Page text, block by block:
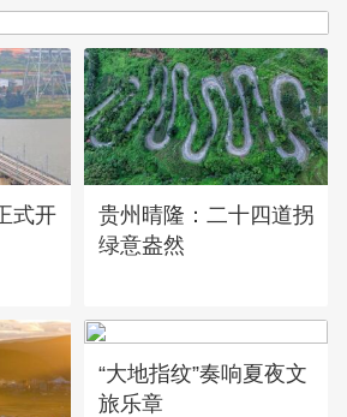
式开
贵州晴隆：二十四道拐
绿意盎然
“大地指纹”奏响夏夜文
旅乐章